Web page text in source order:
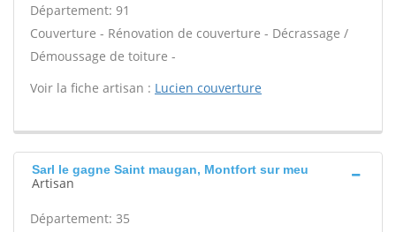
Département: 91
Couverture - Rénovation de couverture - Décrassage /
Démoussage de toiture -
Voir la fiche artisan : Lucien couverture
Sarl le gagne Saint maugan, Montfort sur meu
Artisan
Département: 35